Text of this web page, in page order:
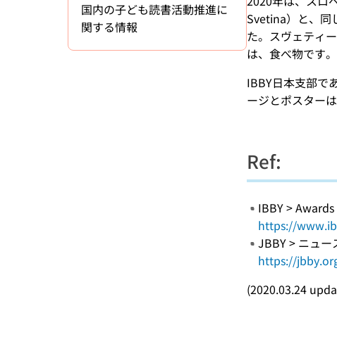
Svetina）と、同
た。スヴェティ
は、食べ物です
IBBY日本支部で
ージとポスター
Ref:
IBBY >
https://
JBBY > ニュー
https://
(2020.03.24
国内の子ども読書活動推進に
関する情報